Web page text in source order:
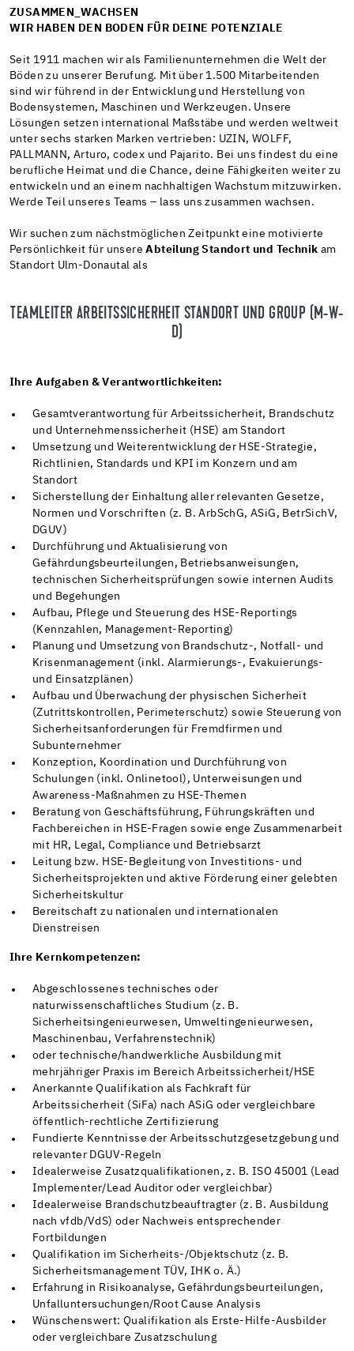
ZUSAMMEN_WACHSEN
WIR HABEN DEN BODEN FÜR DEINE POTENZIALE
Seit 1911 machen wir als Familienunternehmen die Welt der
Böden zu unserer Berufung. Mit über 1.500 Mitarbeitenden
sind wir führend in der Entwicklung und Herstellung von
Bodensystemen, Maschinen und Werkzeugen. Unsere
Lösungen setzen international Maßstäbe und werden weltweit
unter sechs starken Marken vertrieben: UZIN, WOLFF,
PALLMANN, Arturo, codex und Pajarito. Bei uns findest du eine
berufliche Heimat und die Chance, deine Fähigkeiten weiter zu
entwickeln und an einem nachhaltigen Wachstum mitzuwirken.
Werde Teil unseres Teams – lass uns zusammen wachsen.
Wir suchen zum nächstmöglichen Zeitpunkt eine motivierte
Persönlichkeit für unsereAbteilung Standort und Technik am
Standort Ulm-Donautal als
TEAMLEITER ARBEITSSICHERHEIT STANDORT UND GROUP (M-W-
D)
Ihre Aufgaben & Verantwortlichkeiten:
Gesamtverantwortung für Arbeitssicherheit, Brandschutz
und Unternehmenssicherheit (HSE) am Standort
Umsetzung und Weiterentwicklung der HSE-Strategie,
Richtlinien, Standards und KPI im Konzern und am
Standort
Sicherstellung der Einhaltung aller relevanten Gesetze,
Normen und Vorschriften (z. B. ArbSchG, ASiG, BetrSichV,
DGUV)
Durchführung und Aktualisierung von
Gefährdungsbeurteilungen, Betriebsanweisungen,
technischen Sicherheitsprüfungen sowie internen Audits
und Begehungen
Aufbau, Pflege und Steuerung des HSE-Reportings
(Kennzahlen, Management-Reporting)
Planung und Umsetzung von Brandschutz-, Notfall- und
Krisenmanagement (inkl. Alarmierungs-, Evakuierungs-
und Einsatzplänen)
Aufbau und Überwachung der physischen Sicherheit
(Zutrittskontrollen, Perimeterschutz) sowie Steuerung von
Sicherheitsanforderungen für Fremdfirmen und
Subunternehmer
Konzeption, Koordination und Durchführung von
Schulungen (inkl. Onlinetool), Unterweisungen und
Awareness-Maßnahmen zu HSE-Themen
Beratung von Geschäftsführung, Führungskräften und
Fachbereichen in HSE-Fragen sowie enge Zusammenarbeit
mit HR, Legal, Compliance und Betriebsarzt
Leitung bzw. HSE-Begleitung von Investitions- und
Sicherheitsprojekten und aktive Förderung einer gelebten
Sicherheitskultur
Bereitschaft zu nationalen und internationalen
Dienstreisen
Ihre Kernkompetenzen:
Abgeschlossenes technisches oder
naturwissenschaftliches Studium (z. B.
Sicherheitsingenieurwesen, Umweltingenieurwesen,
Maschinenbau, Verfahrenstechnik)
oder technische/handwerkliche Ausbildung mit
mehrjähriger Praxis im Bereich Arbeitssicherheit/HSE
Anerkannte Qualifikation als Fachkraft für
Arbeitssicherheit (SiFa) nach ASiG oder vergleichbare
öffentlich-rechtliche Zertifizierung
Fundierte Kenntnisse der Arbeitsschutzgesetzgebung und
relevanter DGUV-Regeln
Idealerweise Zusatzqualifikationen, z. B. ISO 45001 (Lead
Implementer/Lead Auditor oder vergleichbar)
Idealerweise Brandschutzbeauftragter (z. B. Ausbildung
nach vfdb/VdS) oder Nachweis entsprechender
Fortbildungen
Qualifikation im Sicherheits-/Objektschutz (z. B.
Sicherheitsmanagement TÜV, IHK o. Ä.)
Erfahrung in Risikoanalyse, Gefährdungsbeurteilungen,
Unfalluntersuchungen/Root Cause Analysis
Wünschenswert: Qualifikation als Erste-Hilfe-Ausbilder
oder vergleichbare Zusatzschulung